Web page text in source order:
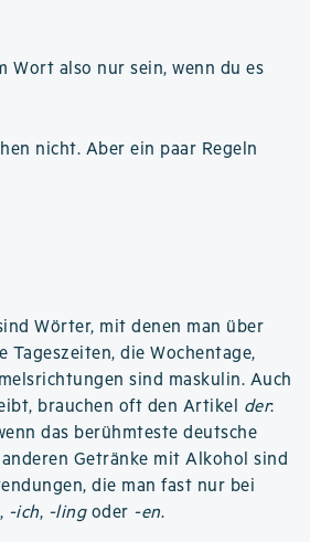
Wort also nur sein, wenn du es
nicht. Aber ein paar Regeln
Wörter, mit denen man über
die Wochentage,
sind maskulin. Auch
brauchen oft den Artikel der:
das berühmteste deutsche
Getränke mit Alkohol sind
die man fast nur bei
, -ich, -lingoder -en.